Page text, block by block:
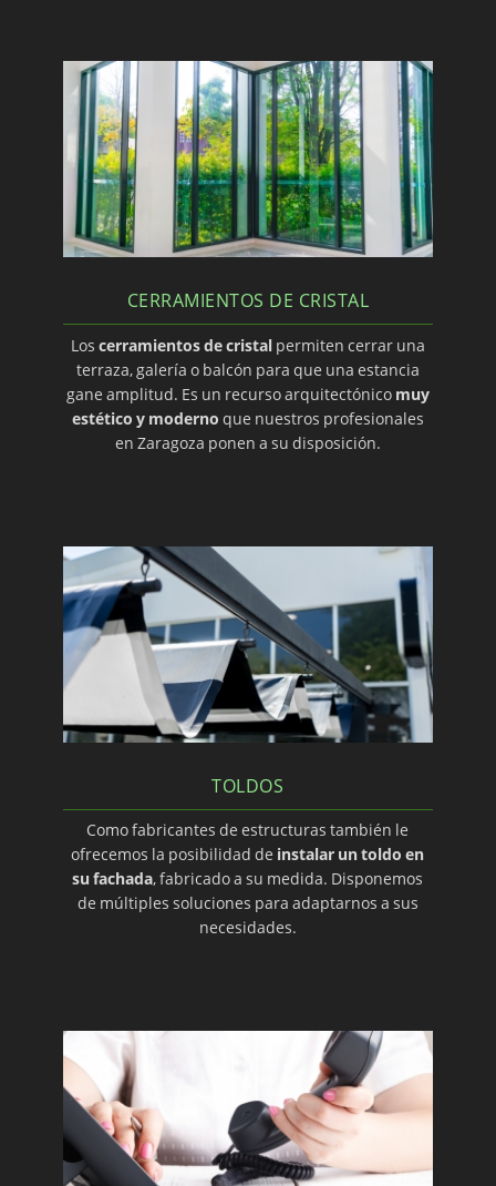
CERRAMIENTOS DE CRISTAL
Los cerramientos de cristalpermiten cerrar una
terraza, galería o balcón para que una estancia
gane amplitud. Es un recurso arquitectónico muy
estético y moderno que nuestros profesionales
en Zaragoza ponen a su disposición.
TOLDOS
Como fabricantes de estructuras también le
ofrecemos la posibilidad de instalar un toldo en
su fachada, fabricado a su medida. Disponemos
de múltiples soluciones para adaptarnos a sus
necesidades.